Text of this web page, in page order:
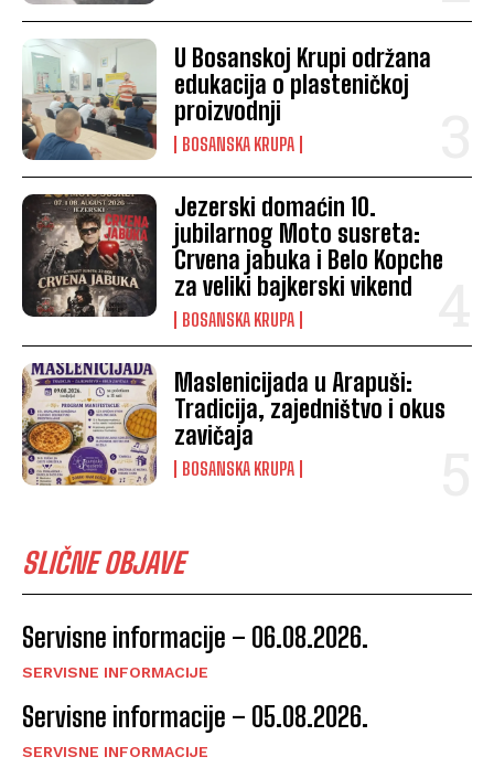
U Bosanskoj Krupi održana
edukacija o plasteničkoj
proizvodnji
BOSANSKA KRUPA
Jezerski domaćin 10.
jubilarnog Moto susreta:
Crvena jabuka i Belo Kopche
za veliki bajkerski vikend
BOSANSKA KRUPA
Maslenicijada u Arapuši:
Tradicija, zajedništvo i okus
zavičaja
BOSANSKA KRUPA
SLIČNE OBJAVE
Servisne informacije – 06.08.2026.
SERVISNE INFORMACIJE
Servisne informacije – 05.08.2026.
SERVISNE INFORMACIJE